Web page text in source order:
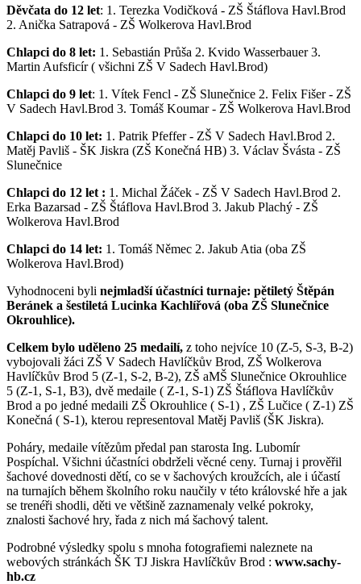
Děvčata do 12 let: 1. Terezka Vodičková - ZŠ Štáflova Havl.Brod
2. Anička Satrapová - ZŠ Wolkerova Havl.Brod
Chlapci do 8 let: 1. Sebastián Průša 2. Kvido Wasserbauer 3.
Martin Aufsficír ( všichni ZŠ V Sadech Havl.Brod)
Chlapci do 9 let: 1. Vítek Fencl - ZŠ Slunečnice 2. Felix Fišer - ZŠ
V Sadech Havl.Brod 3. Tomáš Koumar - ZŠ Wolkerova Havl.Brod
Chlapci do 10 let: 1. Patrik Pfeffer - ZŠ V Sadech Havl.Brod 2.
Matěj Pavliš - ŠK Jiskra (ZŠ Konečná HB) 3. Václav Švásta - ZŠ
Slunečnice
Chlapci do 12 let : 1. Michal Žáček - ZŠ V Sadech Havl.Brod 2.
Erka Bazarsad - ZŠ Štáflova Havl.Brod 3. Jakub Plachý - ZŠ
Wolkerova Havl.Brod
Chlapci do 14 let: 1. Tomáš Němec 2. Jakub Atia (oba ZŠ
Wolkerova Havl.Brod)
Vyhodnoceni byli nejmladší účastníci turnaje: pětiletý Štěpán
Beránek a šestiletá Lucinka Kachlířová (oba ZŠ Slunečnice
Okrouhlice).
Celkem bylo uděleno 25 medailí, z toho nejvíce 10 (Z-5, S-3, B-2)
vybojovali žáci ZŠ V Sadech Havlíčkův Brod, ZŠ Wolkerova
Havlíčkův Brod 5 (Z-1, S-2, B-2), ZŠ aMŠ Slunečnice Okrouhlice
5 (Z-1, S-1, B3), dvě medaile ( Z-1, S-1) ZŠ Štáflova Havlíčkův
Brod a po jedné medaili ZŠ Okrouhlice ( S-1) , ZŠ Lučice ( Z-1) ZŠ
Konečná ( S-1), kterou representoval Matěj Pavliš (ŠK Jiskra).
Poháry, medaile vítězům předal pan starosta Ing. Lubomír
Pospíchal. Všichni účastníci obdrželi věcné ceny. Turnaj i prověřil
šachové dovednosti dětí, co se v šachových kroužcích, ale i účastí
na turnajích během školního roku naučily v této královské hře a jak
se trenéři shodli, děti ve většině zaznamenaly velké pokroky,
znalosti šachové hry, řada z nich má šachový talent.
Podrobné výsledky spolu s mnoha fotografiemi naleznete na
webových stránkách ŠK TJ Jiskra Havlíčkův Brod : www.sachy-
hb.cz